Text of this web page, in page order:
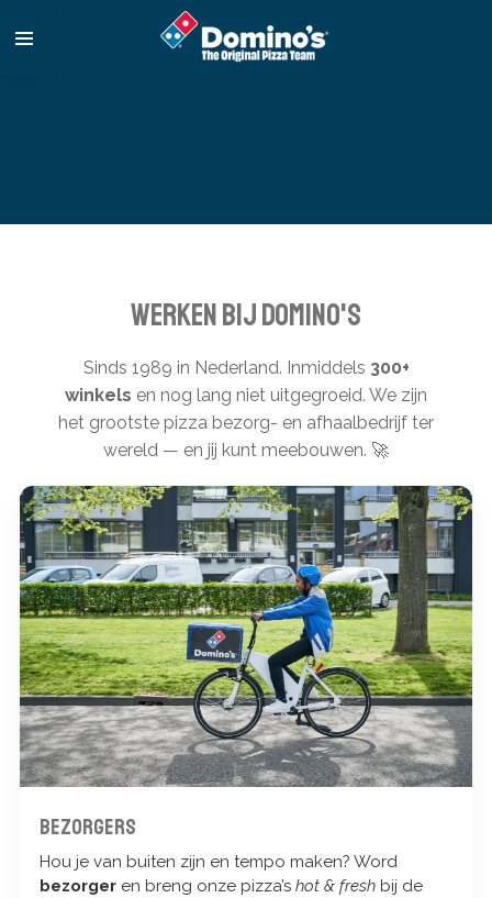
direct
WERKEN BIJ DOMINO'S
Sinds 1989 in Nederland. Inmiddels 300+
winkels en nog lang niet uitgegroeid. We zijn
het grootste pizza bezorg- en afhaalbedrijf ter
wereld — en jij kunt meebouwen. 🚀
Bezorgers
Hou je van buiten zijn en tempo maken? Word
bezorgeren breng onze pizza’s hot & freshbij de